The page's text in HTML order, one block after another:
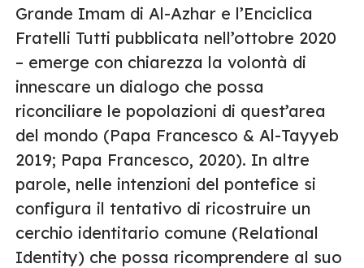
Grande Imam di Al-Azhar e l’Enciclica
Fratelli Tutti pubblicata nell’ottobre 2020
– emerge con chiarezza la volontà di
innescare un dialogo che possa
riconciliare le popolazioni di quest’area
del mondo (Papa Francesco & Al-Tayyeb
2019; Papa Francesco, 2020). In altre
parole, nelle intenzioni del pontefice si
configura il tentativo di ricostruire un
cerchio identitario comune (Relational
Identity) che possa ricomprendere al suo